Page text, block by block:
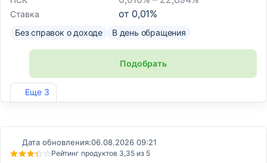
Еще 3
Ставка от 0,01%
Без справок о доходе В день обращения
Подобрать
Лиц. №2766
Дата обновления:06.08.2026 09:21
Рейтинг продуктов 3,35 из 5